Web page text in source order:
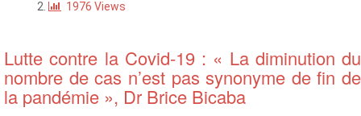
1976 Views
Lutte contre la Covid-19 : « La diminution du
nombre de cas n’est pas synonyme de fin de
la pandémie », Dr Brice Bicaba